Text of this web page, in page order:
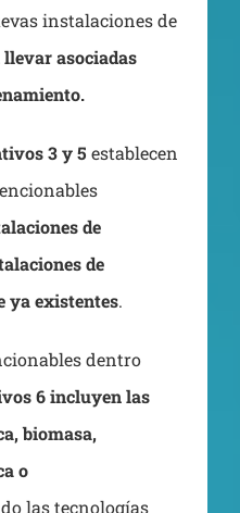
instalaciones de
asociadas
3 y 5 establecen
de
de
ya existentes.
dentro
6 incluyen las
biomasa,
o
las tecnologías